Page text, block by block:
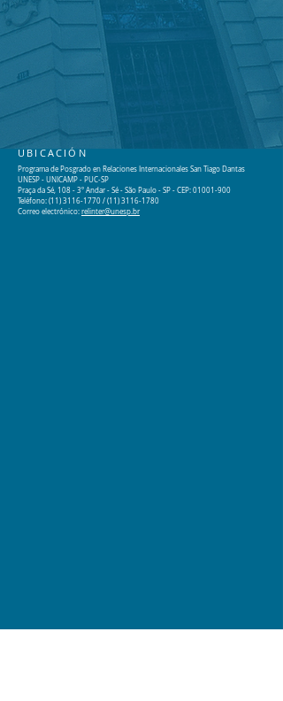
UBICACIÓN
Programa de Posgrado en Relaciones Internacionales San Tiago Dantas
UNESP - UNICAMP - PUC-SP
Praça da Sé, 108 - 3º Andar - Sé - São Paulo - SP - CEP: 01001-900
Teléfono: (11) 3116-1770 / (11) 3116-1780
Correo electrónico: relinter@unesp.br